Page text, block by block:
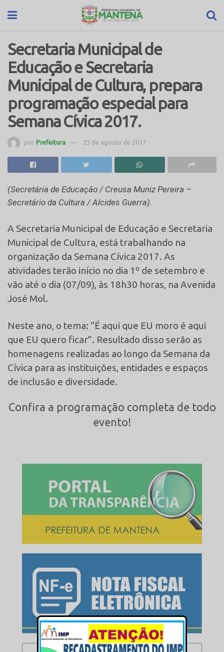
Secretaria Municipal de
Educação e Secretaria
Municipal de Cultura, prepara
programação especial para
Semana Cívica 2017.
por Prefeitura 23 de agosto de 2017
(Secretária de Educação / Creusa Muniz Pereira –
Secretário da Cultura / Alcides Guerra).
A Secretaria Municipal de Educação e Secretaria
Municipal de Cultura, está trabalhando na
organização da Semana Cívica 2017. As
atividades terão início no dia 1º de setembro e
vão até o dia (07/09), às 18h30 horas, na Avenida
José Mol.
Neste ano, o tema: “É aqui que EU moro é aqui
que EU quero ficar”. Resultado disso serão as
homenagens realizadas ao longo da Semana da
Cívica para as instituições, entidades e espaços
de inclusão e diversidade.
Confira a programação completa de todo
evento!